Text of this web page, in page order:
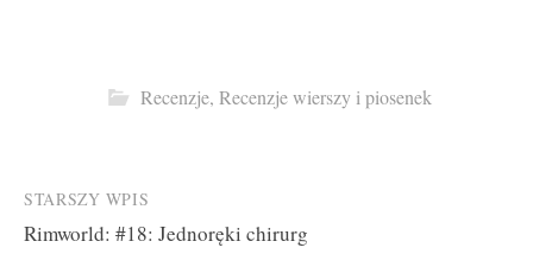
Recenzje, Recenzje wierszy i piosenek
Post
navigation
STARSZY WPIS
Rimworld: #18: Jednoręki chirurg